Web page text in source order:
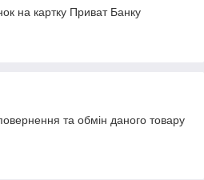
на картку Приват Банку
та обмін даного товару